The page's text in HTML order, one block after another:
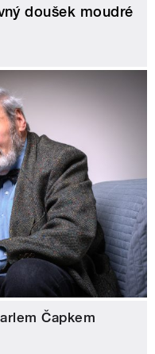
doušek moudré
Čapkem